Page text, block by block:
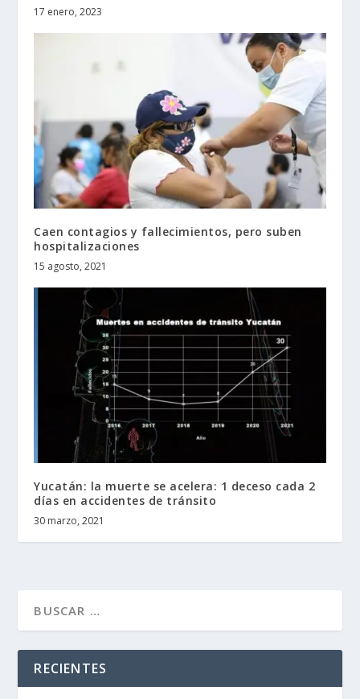
17 enero, 2023
Caen contagios y fallecimientos, pero suben
hospitalizaciones
15 agosto, 2021
Yucatán: la muerte se acelera: 1 deceso cada 2
días en accidentes de tránsito
30 marzo, 2021
RECIENTES